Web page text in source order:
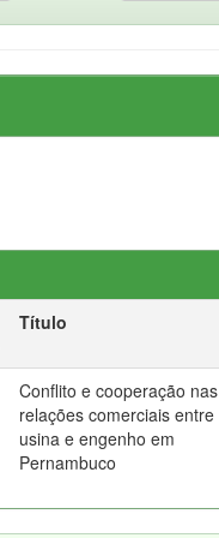
Título
Conflito e cooperação nas
relações comerciais entre
usina e engenho em
Pernambuco